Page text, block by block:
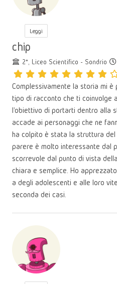
Leggi
chip
2°, Liceo Scientifico - Sondrio
Complessivamente la storia mi
tipo di racconto che ti coinvolge
l'obiettivo di portarti dentro alla
accade ai personaggi che ne
ha colpito è stata la struttura del
parere è molto interessante dal
scorrevole dal punto di vista
chiara e semplice. Ho
a degli adolescenti e alle loro
seconda dei casi.